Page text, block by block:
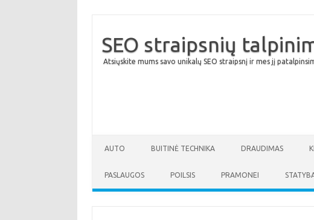
SEO straipsnių
Atsiųskite mums savo unikalų SEO straipsnį ir mes jį
AUTO BUITINĖ TECHNIKA DRAUDIMAS
PASLAUGOS POILSIS PRAMONEI